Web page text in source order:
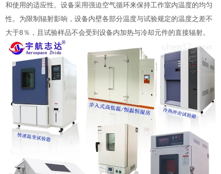
和使用的适应性。设备采用强迫空气循环来保持工作室内温度的均匀
性。为限制辐射影响，设备内壁各部分温度与试验规定的温度之差不
大于8％，且试验样品不会受到设备内加热与冷却元件的直接辐射。